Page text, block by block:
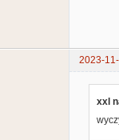
2023-
xxl